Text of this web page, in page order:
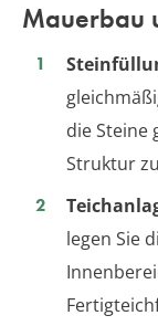
Mauerbau
die Steine
Struktur
legen Sie